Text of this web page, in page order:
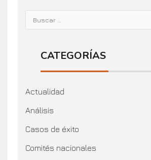
CATEGORÍAS
Actualidad
Análisis
Casos de éxito
Comités nacionales